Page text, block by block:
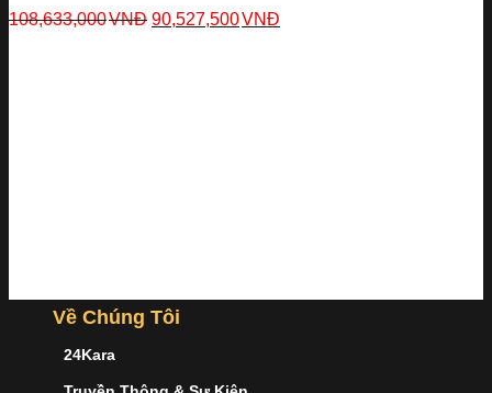
108,633,000VNĐ 90,527,500VNĐ
Về Chúng Tôi
24Kara